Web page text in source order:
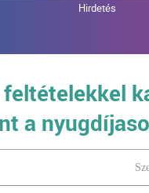
Hirdetés
a